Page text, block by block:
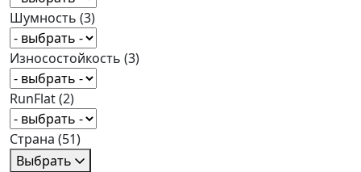
Шумность (3)
Износостойкость (3)
RunFlat(2)
Страна (51)
Выбрать